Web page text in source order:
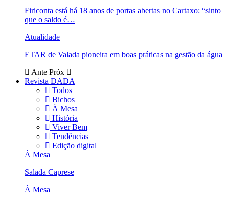
Firiconta está há 18 anos de portas abertas no Cartaxo: “sinto
que o saldo é…
Atualidade
ETAR de Valada pioneira em boas práticas na gestão da água
Ante Próx
Revista DADA
Todos
Bichos
À Mesa
História
Viver Bem
Tendências
Edição digital
À Mesa
Salada Caprese
À Mesa